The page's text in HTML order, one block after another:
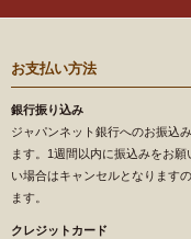
お支払い方法
銀行振り込み
ジャパンネット銀行へのお振込
ます。1週間以内に振込みをお
い場合はキャンセルとなります
ます。
クレジットカード